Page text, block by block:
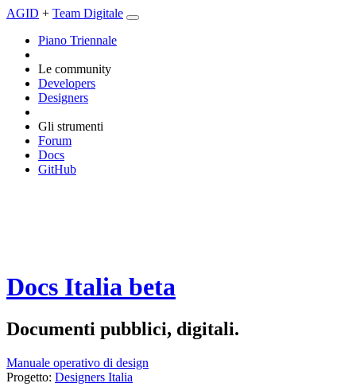
AGID + Team Digitale
Piano Triennale
Le community
Developers
Designers
Gli strumenti
Forum
Docs
GitHub
Docs Italia beta
Documenti pubblici, digitali.
Manuale operativo di design
Progetto: Designers Italia